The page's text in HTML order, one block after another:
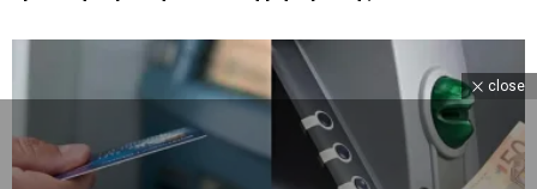
close